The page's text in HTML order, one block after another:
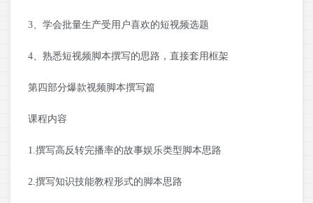
3、学会批量生产受用户喜欢的短视频选题
4、熟悉短视频脚本撰写的思路，直接套用框架
第四部分爆款视频脚本撰写篇
课程内容
1.撰写高反转完播率的故事娱乐类型脚本思路
2.撰写知识技能教程形式的脚本思路